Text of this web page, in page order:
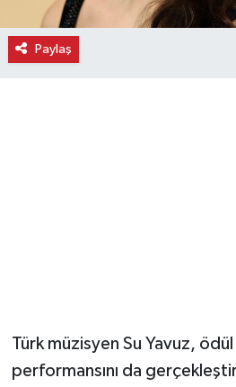
Paylaş
Türk müzisyen Su Yavuz, ödül
performansını da
Haber
Seri İlan